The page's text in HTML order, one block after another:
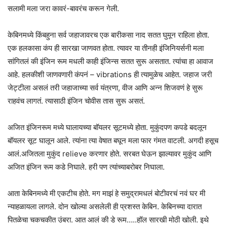
सलामी मला जरा कावरं-बावरंच करून गेली.
केबिनमध्ये किंबहुना सर्व जहाजावरच एक बारीकसा नाद सतत घुमून राहिला होता.
एक हलकासा कंप ही सारखा जाणवत होता. त्यावर या तीनही इंजिनियर्सनी मला
सांगितलं की इंजिन रूम मधली काही इंजिन्स सतत सुरू असतात. त्यांचा हा आवाज
आहे. हलकीशी जाणवणारी कंपनं – vibrations ही त्यामुळेच आहेत. जहाज जरी
जेट्टीला असलं तरी जहाजाच्या सर्व यंत्रणा, वीज आणि अन्न शिजवणं हे सुरू
राहवंच लागतं. त्यासाठी इंजिन चोवीस तास सुरू असतं.
अजित इंजिनरूम मध्ये घालायच्या बॉयलर सूटमध्ये होता. मुकुंदपण कपडे बदलून
बॉयलर सूट घालून आले. त्यांना त्या वेषात बघून मला फार गंमत वाटली. अगदी हसूच
आलं.अजितला मुकुंद relieve करणार होते. सरबत घेऊन झाल्यावर मुकुंद आणि
अजित इंजिन रूम कडे निघाले. हरी पण त्यांच्याबरोबर निघाला.
आता केबिनमध्ये मी एकटीच होते. मग माझं हे समुद्रामधलं बोटीवरचं नवं घर मी
न्याहळायला लागले. दोन खोल्या असलेली ही प्रशस्त केबिन. केबिनच्या दारात
पितळेचा चकचकीत उंबरा. आत आलं की डे रूम…..हॉल सारखी मोठी खोली. इथे